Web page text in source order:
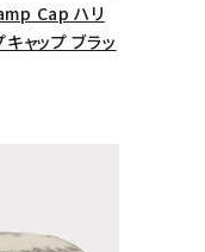
Cap ハリ
ャップ ブラッ